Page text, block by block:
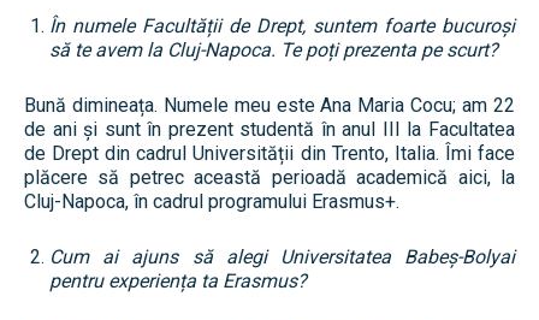
În numele Facultății de Drept, suntem foarte bucuroși
să te avem la Cluj-Napoca. Te poți prezenta pe scurt?
Bună dimineața. Numele meu este Ana Maria Cocu; am 22
de ani și sunt în prezent studentă în anul III la Facultatea
de Drept din cadrul Universității din Trento, Italia. Îmi face
plăcere să petrec această perioadă academică aici, la
Cluj-Napoca, în cadrul programului Erasmus+.
Cum ai ajuns să alegi Universitatea Babeș-Bolyai
pentru experiența ta Erasmus?